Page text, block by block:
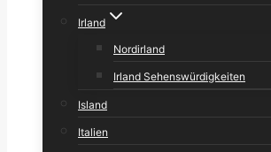
Irland
Nordirland
Irland Sehenswürdigkeiten
Island
Italien